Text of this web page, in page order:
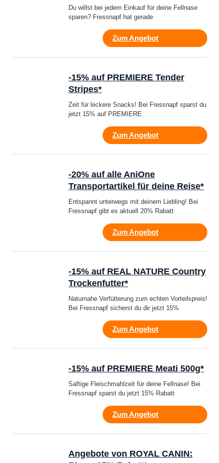
Du willst bei jedem Einkauf für deine Fellnase
sparen? Fressnapf hat gerade
Zum Angebot
-15% auf PREMIERE Tender
Stripes*
Zeit für leckere Snacks! Bei Fressnapf sparst du
jetzt 15% auf PREMIERE
Zum Angebot
-20% auf alle AniOne
Transportartikel für deine Reise*
Entspannt unterwegs mit deinem Liebling! Bei
Fressnapf gibt es aktuell 20% Rabatt
Zum Angebot
-15% auf REAL NATURE Country
Trockenfutter*
Naturnahe Verfütterung zum echten Vorteilspreis!
Bei Fressnapf sicherst du dir jetzt 15%
Zum Angebot
-15% auf PREMIERE Meati 500g*
Saftige Fleischmahlzeit für deine Fellnase! Bei
Fressnapf sparst du jetzt 15% Rabatt
Zum Angebot
Angebote von ROYAL CANIN: